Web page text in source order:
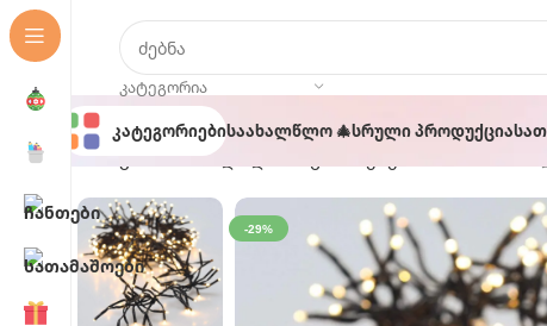
ᲙᲐᲢᲔᲒᲝᲠᲘᲐ
ᲙატეგორიებიᲡაახალწლო 🎄Სრული Პროდუქცია
მთავარი საახალწლო 🎄
-29%